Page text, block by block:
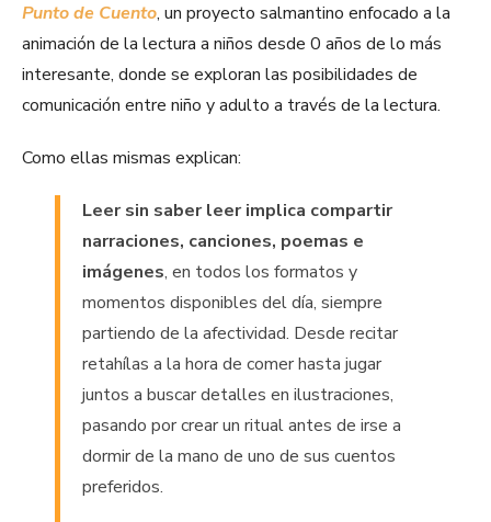
Punto de Cuento, un proyecto salmantino enfocado a la
animación de la lectura a niños desde 0 años de lo más
interesante, donde se exploran las posibilidades de
comunicación entre niño y adulto a través de la lectura.
Como ellas mismas explican:
Leer sin saber leer implica compartir
narraciones, canciones, poemas e
imágenes, en todos los formatos y
momentos disponibles del día, siempre
partiendo de la afectividad. Desde recitar
retahílas a la hora de comer hasta jugar
juntos a buscar detalles en ilustraciones,
pasando por crear un ritual antes de irse a
dormir de la mano de uno de sus cuentos
preferidos.